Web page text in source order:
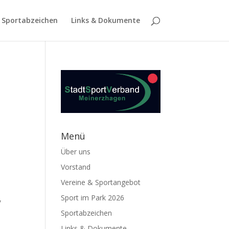
Sportabzeichen Links & Dokumente
Menü
Über uns
Vorstand
Vereine & Sportangebot
Sport im Park 2026
Sportabzeichen